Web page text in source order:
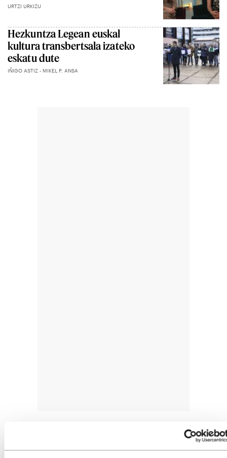
URTZI URKIZU
Hezkuntza Legean euskal
kultura transbertsala izateko
eskatu dute
IÑIGO ASTIZ - MIKEL P. ANSA